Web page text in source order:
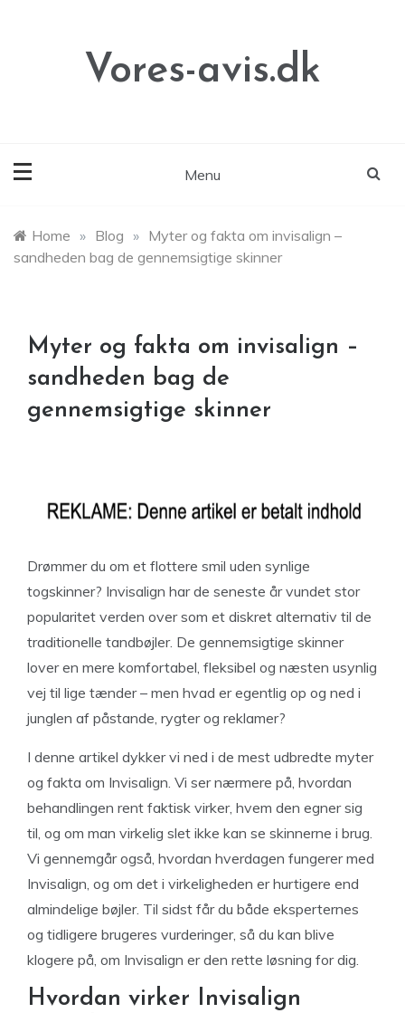
Vores-avis.dk
Menu
Home » Blog » Myter og fakta om invisalign –
sandheden bag de gennemsigtige skinner
Myter og fakta om invisalign –
sandheden bag de
gennemsigtige skinner
Drømmer du om et flottere smil uden synlige
togskinner? Invisalign har de seneste år vundet stor
popularitet verden over som et diskret alternativ til de
traditionelle tandbøjler. De gennemsigtige skinner
lover en mere komfortabel, fleksibel og næsten usynlig
vej til lige tænder – men hvad er egentlig op og ned i
junglen af påstande, rygter og reklamer?
I denne artikel dykker vi ned i de mest udbredte myter
og fakta om Invisalign. Vi ser nærmere på, hvordan
behandlingen rent faktisk virker, hvem den egner sig
til, og om man virkelig slet ikke kan se skinnerne i brug.
Vi gennemgår også, hvordan hverdagen fungerer med
Invisalign, og om det i virkeligheden er hurtigere end
almindelige bøjler. Til sidst får du både eksperternes
og tidligere brugeres vurderinger, så du kan blive
klogere på, om Invisalign er den rette løsning for dig.
Hvordan virker Invisalign